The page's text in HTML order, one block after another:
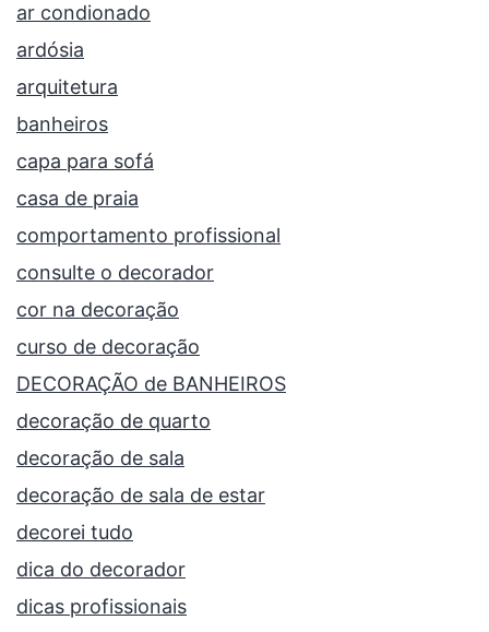
ar condionado
ardósia
arquitetura
banheiros
capa para sofá
casa de praia
comportamento profissional
consulte o decorador
cor na decoração
curso de decoração
DECORAÇÃO de BANHEIROS
decoração de quarto
decoração de sala
decoração de sala de estar
decorei tudo
dica do decorador
dicas profissionais